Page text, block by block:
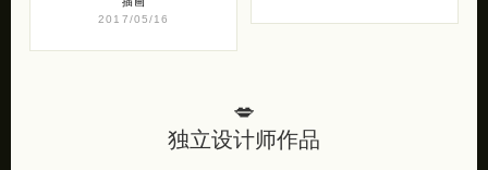
2017/05/16
💋
独立设计师作品